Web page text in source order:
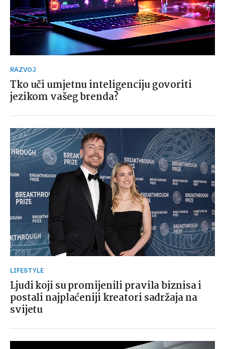
RAZVOJ
Tko uči umjetnu inteligenciju govoriti
jezikom vašeg brenda?
LIFESTYLE
Ljudi koji su promijenili pravila biznisa i
postali najplaćeniji kreatori sadržaja na
svijetu